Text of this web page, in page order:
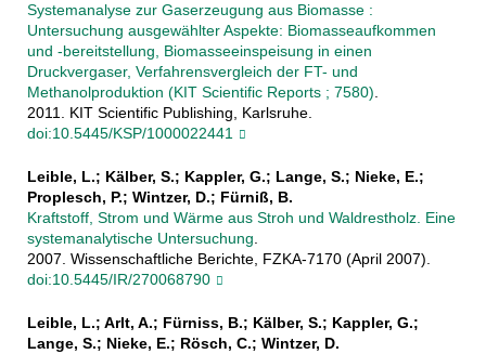
Systemanalyse zur Gaserzeugung aus Biomasse :
Untersuchung ausgewählter Aspekte: Biomasseaufkommen
und -bereitstellung, Biomasseeinspeisung in einen
Druckvergaser, Verfahrensvergleich der FT- und
Methanolproduktion (KIT Scientific Reports ; 7580).
2011. KIT Scientific Publishing, Karlsruhe.
doi:10.5445/KSP/1000022441
Leible, L.; Kälber, S.; Kappler, G.; Lange, S.; Nieke, E.;
Proplesch, P.; Wintzer, D.; Fürniß, B.
Kraftstoff, Strom und Wärme aus Stroh und Waldrestholz. Eine
systemanalytische Untersuchung.
2007. Wissenschaftliche Berichte, FZKA-7170 (April 2007).
doi:10.5445/IR/270068790
Leible, L.; Arlt, A.; Fürniss, B.; Kälber, S.; Kappler, G.;
Lange, S.; Nieke, E.; Rösch, C.; Wintzer, D.